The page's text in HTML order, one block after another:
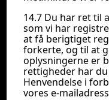
14.7 Du har ret til
som vi har
at få berigtiget
forkerte, og til at
oplysningerne er
rettigheder har
Henvendelse i
vores e-